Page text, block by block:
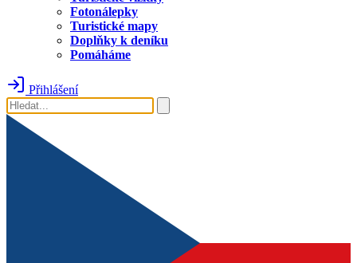
Fotonálepky
Turistické mapy
Doplňky k deníku
Pomáháme
Přihlášení